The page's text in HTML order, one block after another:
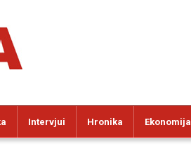
Intervjui Hronika Ekonomija